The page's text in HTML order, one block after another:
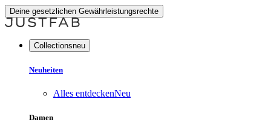
Deine gesetzlichen Gewährleistungsrechte
Collectionsneu
Neuheiten
Alles entdeckenNeu
Damen